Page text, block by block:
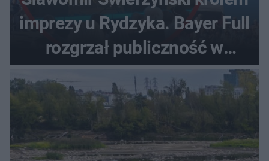
imprezy u Rydzyka. Bayer Full
rozgrzał publiczność w
Toruniu